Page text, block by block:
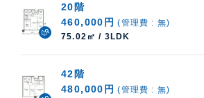
20階
460,000円 (管理費 : 無)
75.02㎡ / 3LDK
42階
480,000円 (管理費 : 無)